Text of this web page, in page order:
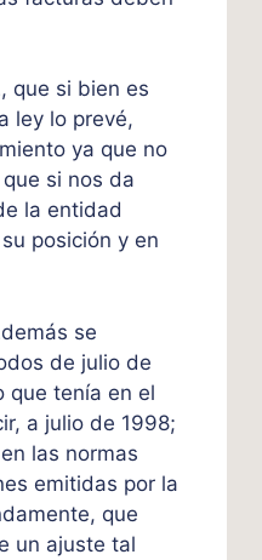
que si bien es
ley lo prevé,
ya que no
si nos da
la entidad
posición y en
se
de julio de
que tenía en el
a julio de 1998;
las normas
emitidas por la
que
un ajuste tal